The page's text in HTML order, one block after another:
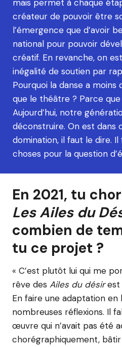
mais permet à chaque
créateur de pouvoir être
l’émergence que d’avoir
national pour pouvoir
créatif. En revanche, on
inégalité de soutien par
Pourquoi la danse a moins
que le théâtre ? Parce que
Aujourd’hui, notre
déconstruire. On est dans
domination, il faut le dire.
choses pour la question
En 2021, tu
Les Ailes du
combien de
tu ce projet ?
« C’est plutôt lui qui me
rêve des Ailes du désirest
En faire une adaptation
nombreuses réflexions. Il
œuvre qui n’avait pas été
chorégraphiquement, bâtir